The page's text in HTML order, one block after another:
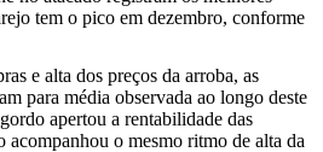
tem o pico em dezembro, conforme
e alta dos preços da arroba, as
para média observada ao longo deste
apertou a rentabilidade das
acompanhou o mesmo ritmo de alta da